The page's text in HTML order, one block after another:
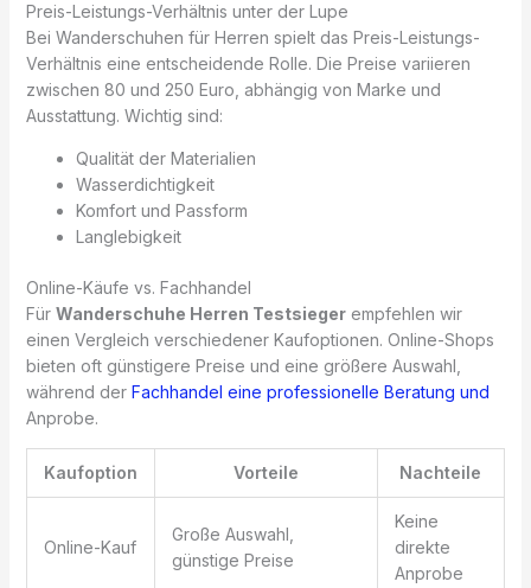
Preis-Leistungs-Verhältnis unter der Lupe
Bei Wanderschuhen für Herren spielt das Preis-Leistungs-
Verhältnis eine entscheidende Rolle. Die Preise variieren
zwischen 80 und 250 Euro, abhängig von Marke und
Ausstattung. Wichtig sind:
Qualität der Materialien
Wasserdichtigkeit
Komfort und Passform
Langlebigkeit
Online-Käufe vs. Fachhandel
Für Wanderschuhe Herren Testsiegerempfehlen wir
einen Vergleich verschiedener Kaufoptionen. Online-Shops
bieten oft günstigere Preise und eine größere Auswahl,
während der Fachhandel eine professionelle Beratung und
Anprobe.
Kaufoption Vorteile Nachteile
Online-Kauf
Große Auswahl,
günstige Preise
Keine
direkte
Anprobe